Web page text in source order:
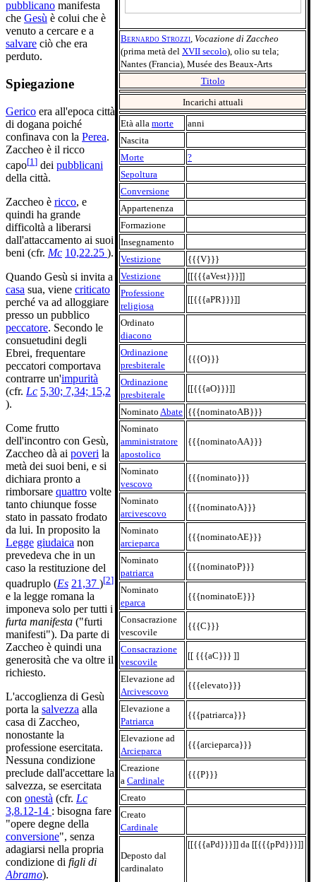
Bernardo Strozzi Vocazione di Zaccheo
(prima metà del XVII secolo), olio su tela;
Nantes (Francia), Musée des Beaux-Arts
Titolo
Incarichi attuali
Età alla morte
anni
Nascita
Morte
?
Sepoltura
Conversione
Appartenenza
Formazione
Insegnamento
Vestizione
{{{V}}}
Vestizione
[[{{{aVest}}}]]
Professione
religiosa
[[{{{aPR}}}]]
Ordinato
diacono
Ordinazione
presbiterale
{{{O}}}
Ordinazione
presbiterale
[[{{{aO}}}]]
Nominato Abate {{{nominatoAB}}}
Nominato
amministratore
apostolico
{{{nominatoAA}}}
Nominato
vescovo
{{{nominato}}}
Nominato
arcivescovo
{{{nominatoA}}}
Nominato
arcieparca
{{{nominatoAE}}}
Nominato
patriarca
{{{nominatoP}}}
Nominato
eparca
{{{nominatoE}}}
Consacrazione
vescovile
{{{C}}}
Consacrazione
vescovile
[[ {{{aC}}} ]]
Elevazione ad
Arcivescovo
{{{elevato}}}
Elevazione a
Patriarca
{{{patriarca}}}
Elevazione ad
Arcieparca
{{{arcieparca}}}
Creazione
a Cardinale
{{{P}}}
Creato
Creato
Cardinale
Deposto dal
cardinalato
[[{{{aPd}}}]] da [[{{{pPd}}}]]
pubblicano manifesta
che Gesù è colui che è
venuto a cercare e a
salvare ciò che era
perduto.
Spiegazione
Gerico era all'epoca città
di dogana poiché
confinava con la Perea.
Zaccheo è il ricco
capo[1 ] dei pubblicani
della città.
Zaccheo è ricco, e
quindi ha grande
difficoltà a liberarsi
dall'attaccamento ai suoi
beni (cfr. Mc 10,22.25 ).
Quando Gesù si invita a
casa sua, viene criticato
perché va ad alloggiare
presso un pubblico
peccatore. Secondo le
consuetudini degli
Ebrei, frequentare
peccatori comportava
contrarre un'impurità
(cfr. Lc 5,30; 7,34; 15,2
).
Come frutto
dell'incontro con Gesù,
Zaccheo dà ai poveri la
metà dei suoi beni, e si
dichiara pronto a
rimborsare quattro volte
tanto chiunque fosse
stato in passato frodato
da lui. In proposito la
Legge giudaica non
prevedeva che in un
caso la restituzione del
quadruplo (Es 21,37 )[2]
e la legge romana la
imponeva solo per tutti i
furta manifesta ("furti
manifesti"). Da parte di
Zaccheo è quindi una
generosità che va oltre il
richiesto.
L'accoglienza di Gesù
porta la salvezza alla
casa di Zaccheo,
nonostante la
professione esercitata.
Nessuna condizione
preclude dall'accettare la
salvezza, se esercitata
con onestà (cfr. Lc
3,8.12-14 : bisogna fare
"opere degne della
conversione", senza
adagiarsi nella propria
condizione di figli di
Abramo).